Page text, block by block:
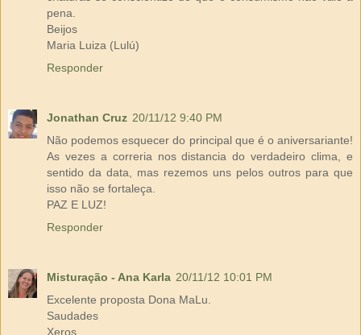
pena.
Beijos
Maria Luiza (Lulú)
Responder
Jonathan Cruz 20/11/12 9:40 PM
Não podemos esquecer do principal que é o aniversariante!
As vezes a correria nos distancia do verdadeiro clima, e
sentido da data, mas rezemos uns pelos outros para que
isso não se fortaleça.
PAZ E LUZ!
Responder
Misturação - Ana Karla 20/11/12 10:01 PM
Excelente proposta Dona MaLu.
Saudades
Xeros